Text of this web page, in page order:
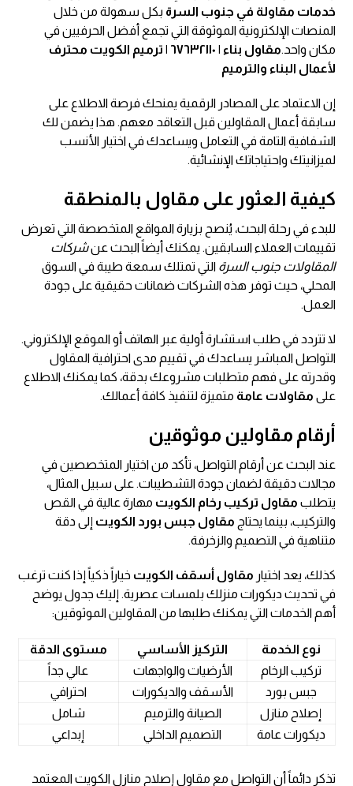
خدمات مقاولة في جنوب السرة بكل سهولة من خلال
المنصات الإلكترونية الموثوقة التي تجمع أفضل الحرفيين في
مكان واحد.
مقاول بناء | ٦٧٦٣٢١١٠ | ترميم الكويت محترف
لأعمال البناء والترميم
إن الاعتماد على المصادر الرقمية يمنحك فرصة الاطلاع على
سابقة أعمال المقاولين قبل التعاقد معهم. هذا يضمن لك
الشفافية التامة في التعامل ويساعدك في اختيار الأنسب
لميزانيتك واحتياجاتك الإنشائية.
كيفية العثور على مقاول بالمنطقة
للبدء في رحلة البحث، يُنصح بزيارة المواقع المتخصصة التي تعرض
تقييمات العملاء السابقين. يمكنك أيضاً البحث عنشركات
المقاولات جنوب السرة التي تمتلك سمعة طيبة في السوق
المحلي، حيث توفر هذه الشركات ضمانات حقيقية على جودة
العمل.
لا تتردد في طلب استشارة أولية عبر الهاتف أو الموقع الإلكتروني.
التواصل المباشر يساعدك في تقييم مدى احترافية المقاول
وقدرته على فهم متطلبات مشروعك بدقة، كما يمكنك الاطلاع
على مقاولات عامة متميزة لتنفيذ كافة أعمالك.
أرقام مقاولين موثوقين
عند البحث عن أرقام التواصل، تأكد من اختيار المتخصصين في
مجالات دقيقة لضمان جودة التشطيبات. على سبيل المثال،
يتطلب مقاول تركيب رخام الكويت مهارة عالية في القص
والتركيب، بينما يحتاج مقاول جبس بورد الكويت إلى دقة
متناهية في التصميم والزخرفة.
كذلك، يعد اختيار مقاول أسقف الكويت خياراً ذكياً إذا كنت ترغب
في تحديث ديكورات منزلك بلمسات عصرية. إليك جدول يوضح
أهم الخدمات التي يمكنك طلبها من المقاولين الموثوقين:
نوع الخدمة التركيز الأساسي
مستوى الدقة
تركيب الرخام
الأرضيات والواجهات
عالي جداً
جبس بورد
الأسقف والديكورات
احترافي
إصلاح منازل
الصيانة والترميم
شامل
ديكورات عامة
التصميم الداخلي إبداعي
تذكر دائماً أن التواصل مع مقاول إصلاح منازل الكويت المعتمد